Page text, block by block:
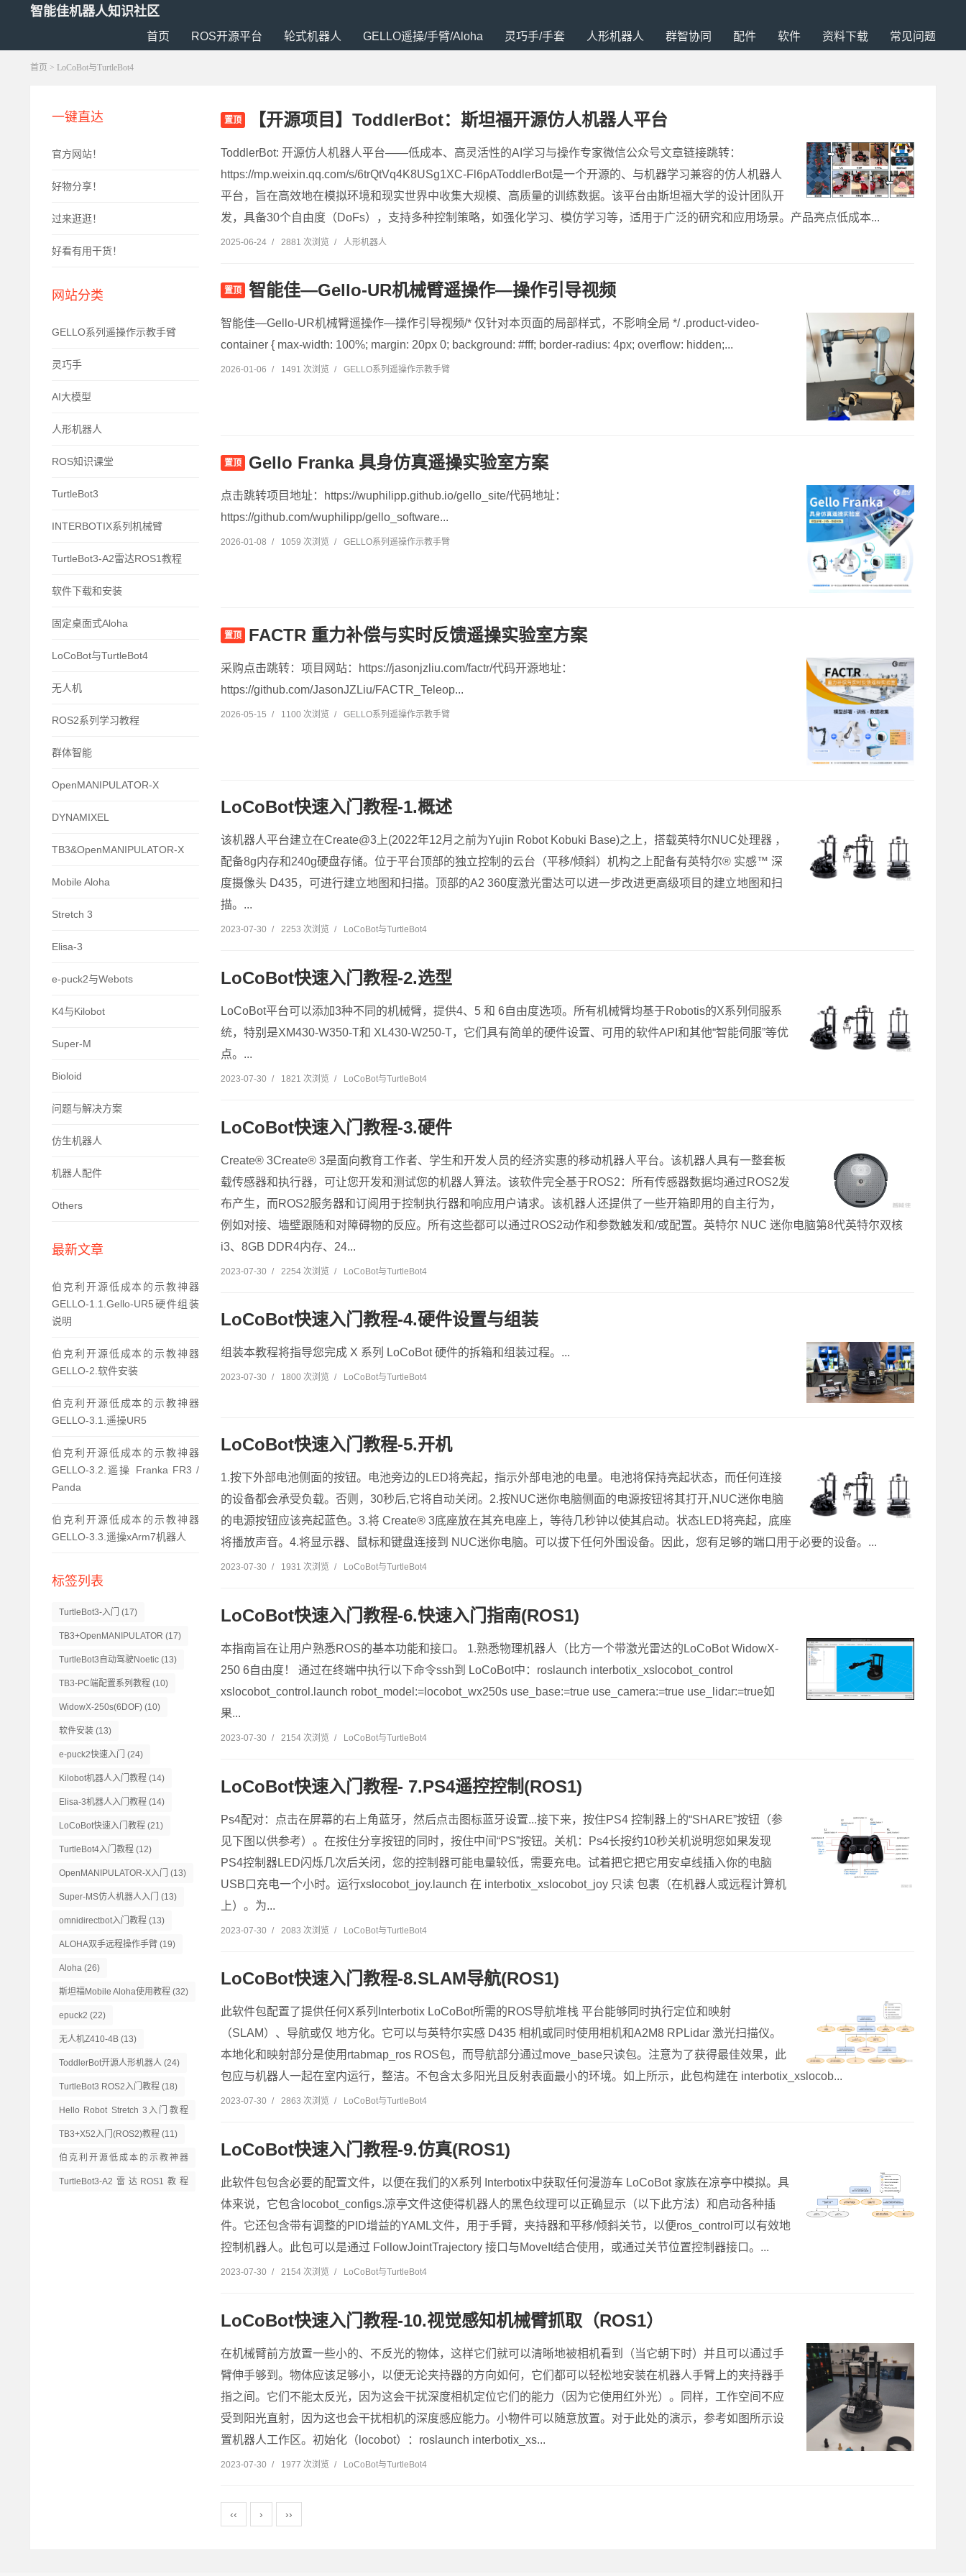
智能佳机器人知识社区
首页 ROS开源平台 轮式机器人 GELLO遥操/手臂/Aloha 灵巧手/手套 人形机器人 群智协同 配件 软件 资料下载 常见问题
首页 > LoCoBot与TurtleBot4
一键直达
官方网站！
好物分享！
过来逛逛！
好看有用干货！
网站分类
GELLO系列遥操作示教手臂
灵巧手
AI大模型
人形机器人
ROS知识课堂
TurtleBot3
INTERBOTIX系列机械臂
TurtleBot3-A2雷达ROS1教程
软件下载和安装
固定桌面式Aloha
LoCoBot与TurtleBot4
无人机
ROS2系列学习教程
群体智能
OpenMANIPULATOR-X
DYNAMIXEL
TB3&OpenMANIPULATOR-X
Mobile Aloha
Stretch 3
Elisa-3
e-puck2与Webots
K4与Kilobot
Super-M
Bioloid
问题与解决方案
仿生机器人
机器人配件
Others
最新文章
伯克利开源低成本的示教神器
GELLO-1.1.Gello-UR5硬件组装
说明
伯克利开源低成本的示教神器
GELLO-2.软件安装
伯克利开源低成本的示教神器
GELLO-3.1.遥操UR5
伯克利开源低成本的示教神器
GELLO-3.2.遥操 Franka FR3 /
Panda
伯克利开源低成本的示教神器
GELLO-3.3.遥操xArm7机器人
标签列表
TurtleBot3-入门 (17)
TB3+OpenMANIPULATOR (17)
TurtleBot3自动驾驶Noetic (13)
TB3-PC端配置系列教程 (10)
WidowX-250s(6DOF) (10)
软件安装 (13)
e-puck2快速入门 (24)
Kilobot机器人入门教程 (14)
Elisa-3机器人入门教程 (14)
LoCoBot快速入门教程 (21)
TurtleBot4入门教程 (12)
OpenMANIPULATOR-X入门 (13)
Super-MS仿人机器人入门 (13)
omnidirectbot入门教程 (13)
ALOHA双手远程操作手臂 (19)
Aloha (26)
斯坦福Mobile Aloha使用教程 (32)
epuck2 (22)
无人机Z410-4B (13)
ToddlerBot开源人形机器人 (24)
TurtleBot3 ROS2入门教程 (18)
Hello Robot Stretch 3入门教程
(14)
TB3+X52入门(ROS2)教程 (11)
伯克利开源低成本的示教神器
GELLO(13)
TurtleBot3-A2雷达ROS1教程
置顶 【开源项目】ToddlerBot：斯坦福开源仿人机器人平台
ToddlerBot: 开源仿人机器人平台——低成本、高灵活性的AI学习与操作专家微信公众号文章链接跳转：
https://mp.weixin.qq.com/s/6trQtVq4K8USg1XC-Fl6pAToddlerBot是一个开源的、与机器学习兼容的仿人机器人
平台，旨在高效地在模拟环境和现实世界中收集大规模、高质量的训练数据。该平台由斯坦福大学的设计团队开
发，具备30个自由度（DoFs），支持多种控制策略，如强化学习、模仿学习等，适用于广泛的研究和应用场景。产品亮点低成本...
2025-06-24 / 2881 次浏览 / 人形机器人
置顶 智能佳—Gello-UR机械臂遥操作—操作引导视频
智能佳—Gello-UR机械臂遥操作—操作引导视频/* 仅针对本页面的局部样式，不影响全局 */ .product-video-
container { max-width: 100%; margin: 20px 0; background: #fff; border-radius: 4px; overflow: hidden;...
2026-01-06 / 1491 次浏览 / GELLO系列遥操作示教手臂
置顶 Gello Franka 具身仿真遥操实验室方案
点击跳转项目地址：https://wuphilipp.github.io/gello_site/代码地址：
https://github.com/wuphilipp/gello_software...
2026-01-08 / 1059 次浏览 / GELLO系列遥操作示教手臂
置顶 FACTR 重力补偿与实时反馈遥操实验室方案
采购点击跳转：项目网站：https://jasonjzliu.com/factr/代码开源地址：
https://github.com/JasonJZLiu/FACTR_Teleop...
2026-05-15 / 1100 次浏览 / GELLO系列遥操作示教手臂
LoCoBot快速入门教程-1.概述
该机器人平台建立在Create@3上(2022年12月之前为Yujin Robot Kobuki Base)之上，搭载英特尔NUC处理器 ，
配备8g内存和240g硬盘存储。位于平台顶部的独立控制的云台（平移/倾斜）机构之上配备有英特尔® 实感™ 深
度摄像头 D435，可进行建立地图和扫描。顶部的A2 360度激光雷达可以进一步改进更高级项目的建立地图和扫
描。...
2023-07-30 / 2253 次浏览 / LoCoBot与TurtleBot4
LoCoBot快速入门教程-2.选型
LoCoBot平台可以添加3种不同的机械臂，提供4、5 和 6自由度选项。所有机械臂均基于Robotis的X系列伺服系
统，特别是XM430-W350-T和 XL430-W250-T，它们具有简单的硬件设置、可用的软件API和其他“智能伺服”等优
点。...
2023-07-30 / 1821 次浏览 / LoCoBot与TurtleBot4
LoCoBot快速入门教程-3.硬件
Create® 3Create® 3是面向教育工作者、学生和开发人员的经济实惠的移动机器人平台。该机器人具有一整套板
载传感器和执行器，可让您开发和测试您的机器人算法。该软件完全基于ROS2：所有传感器数据均通过ROS2发
布产生，而ROS2服务器和订阅用于控制执行器和响应用户请求。该机器人还提供了一些开箱即用的自主行为，
例如对接、墙壁跟随和对障碍物的反应。所有这些都可以通过ROS2动作和参数触发和/或配置。英特尔 NUC 迷你电脑第8代英特尔双核
i3、8GB DDR4内存、24...
2023-07-30 / 2254 次浏览 / LoCoBot与TurtleBot4
LoCoBot快速入门教程-4.硬件设置与组装
组装本教程将指导您完成 X 系列 LoCoBot 硬件的拆箱和组装过程。...
2023-07-30 / 1800 次浏览 / LoCoBot与TurtleBot4
LoCoBot快速入门教程-5.开机
1.按下外部电池侧面的按钮。电池旁边的LED将亮起，指示外部电池的电量。电池将保持亮起状态，而任何连接
的设备都会承受负载。否则，30秒后,它将自动关闭。2.按NUC迷你电脑侧面的电源按钮将其打开,NUC迷你电脑
的电源按钮应该亮起蓝色。3.将 Create® 3底座放在其充电座上，等待几秒钟以使其启动。状态LED将亮起，底座
将播放声音。4.将显示器、鼠标和键盘连接到 NUC迷你电脑。可以拔下任何外围设备。因此，您有足够的端口用于必要的设备。...
2023-07-30 / 1931 次浏览 / LoCoBot与TurtleBot4
LoCoBot快速入门教程-6.快速入门指南(ROS1)
本指南旨在让用户熟悉ROS的基本功能和接口。 1.熟悉物理机器人（比方一个带激光雷达的LoCoBot WidowX-
250 6自由度！ 通过在终端中执行以下命令ssh到 LoCoBot中：roslaunch interbotix_xslocobot_control
xslocobot_control.launch robot_model:=locobot_wx250s use_base:=true use_camera:=true use_lidar:=true如
果...
2023-07-30 / 2154 次浏览 / LoCoBot与TurtleBot4
LoCoBot快速入门教程- 7.PS4遥控控制(ROS1)
Ps4配对：点击在屏幕的右上角蓝牙，然后点击图标蓝牙设置...接下来，按住PS4 控制器上的“SHARE”按钮（参
见下图以供参考）。在按住分享按钮的同时，按住中间“PS”按钮。关机：Ps4长按约10秒关机说明您如果发现
PS4控制器LED闪烁几次后关闭，您的控制器可能电量较低，需要充电。试着把它把它用安卓线插入你的电脑
USB口充电一个小时。运行xslocobot_joy.launch 在 interbotix_xslocobot_joy 只读 包裹（在机器人或远程计算机
上）。为...
2023-07-30 / 2083 次浏览 / LoCoBot与TurtleBot4
LoCoBot快速入门教程-8.SLAM导航(ROS1)
此软件包配置了提供任何X系列Interbotix LoCoBot所需的ROS导航堆栈 平台能够同时执行定位和映射
（SLAM）、导航或仅 地方化。它可以与英特尔实感 D435 相机或同时使用相机和A2M8 RPLidar 激光扫描仪。
本地化和映射部分是使用rtabmap_ros ROS包，而导航部分通过move_base只读包。注意为了获得最佳效果，此
包应与机器人一起在室内运行，整洁。不包含太多阳光且反射表面最小的环境。如上所示，此包构建在 interbotix_xslocob...
2023-07-30 / 2863 次浏览 / LoCoBot与TurtleBot4
LoCoBot快速入门教程-9.仿真(ROS1)
此软件包包含必要的配置文件，以便在我们的X系列 Interbotix中获取任何漫游车 LoCoBot 家族在凉亭中模拟。具
体来说，它包含locobot_configs.凉亭文件这使得机器人的黑色纹理可以正确显示（以下此方法）和启动各种插
件。它还包含带有调整的PID增益的YAML文件，用于手臂，夹持器和平移/倾斜关节，以便ros_control可以有效地
控制机器人。此包可以是通过 FollowJointTrajectory 接口与MoveIt结合使用，或通过关节位置控制器接口。...
2023-07-30 / 2154 次浏览 / LoCoBot与TurtleBot4
LoCoBot快速入门教程-10.视觉感知机械臂抓取（ROS1）
在机械臂前方放置一些小的、不反光的物体，这样它们就可以清晰地被相机看到（当它朝下时）并且可以通过手
臂伸手够到。物体应该足够小，以便无论夹持器的方向如何，它们都可以轻松地安装在机器人手臂上的夹持器手
指之间。它们不能太反光，因为这会干扰深度相机定位它们的能力（因为它使用红外光）。同样，工作空间不应
受到阳光直射，因为这也会干扰相机的深度感应能力。小物件可以随意放置。对于此处的演示，参考如图所示设
置机器人工作区。初始化（locobot）：roslaunch interbotix_xs...
2023-07-30 / 1977 次浏览 / LoCoBot与TurtleBot4
‹‹ › ››